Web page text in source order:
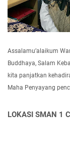
Assalamu’alaikum
Buddhaya, Salam
kita panjatkan
Maha Penyayang
LOKASI SMAN 1